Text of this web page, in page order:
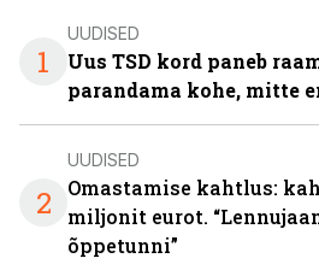
1
UUDISED
Uus TSD kord paneb
parandama kohe, mitte
2
UUDISED
Omastamise kahtlus:
miljonit eurot.
õppetunni”